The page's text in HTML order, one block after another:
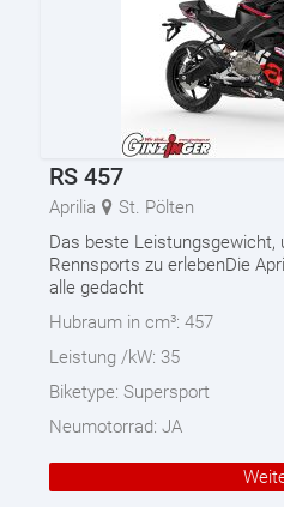
RS 457
Aprilia
St. Pölten
Das beste Leistungsgewicht,
Rennsports zu erlebenDie
alle gedacht
Hubraum in cm³: 457
Leistung /kW: 35
Biketype: Supersport
Neumotorrad: JA